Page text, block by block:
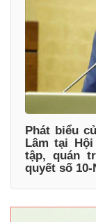
Phát biểu
Lâm tại
tập, quán
quyết số 10-